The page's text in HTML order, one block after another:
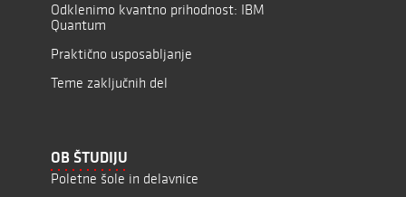
Odklenimo kvantno prihodnost: IBM
Quantum
Praktično usposabljanje
Teme zaključnih del
OB ŠTUDIJU
Poletne šole in delavnice